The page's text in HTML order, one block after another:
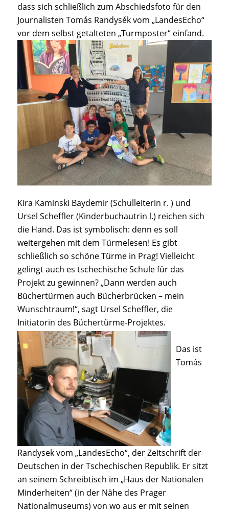
dass sich schließlich zum Abschiedsfoto für den
Journalisten Tomás Randysék vom „LandesEcho“
vor dem selbst getalteten „Turmposter“ einfand.
Kira Kaminski Baydemir (Schulleiterin r. ) und
Ursel Scheffler (Kinderbuchautrin l.) reichen sich
die Hand. Das ist symbolisch: denn es soll
weitergehen mit dem Türmelesen! Es gibt
schließlich so schöne Türme in Prag! Vielleicht
gelingt auch es tschechische Schule für das
Projekt zu gewinnen? „Dann werden auch
Büchertürmen auch Bücherbrücken – mein
Wunschtraum!“, sagt Ursel Scheffler, die
Initiatorin des Büchertürme-Projektes.
Das ist
Tomás
Randysek vom „LandesEcho“, der Zeitschrift der
Deutschen in der Tschechischen Republik. Er sitzt
an seinem Schreibtisch im „Haus der Nationalen
Minderheiten“ (in der Nähe des Prager
Nationalmuseums) von wo aus er mit seinen